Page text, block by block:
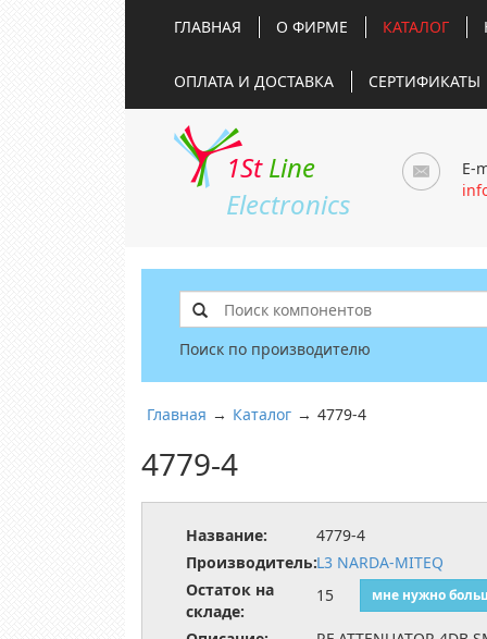
ГЛАВНАЯ О ФИРМЕ КАТАЛОГ
ОПЛАТА И ДОСТАВКА СЕРТИФИКАТЫ
1St Line
Electronics
E-
Поиск по производителю
Главная → Каталог → 4779-4
4779-4
Название:
4779-4
Производитель:L3 NARDA-MITEQ
Остаток на
складе:
15 мне нужно